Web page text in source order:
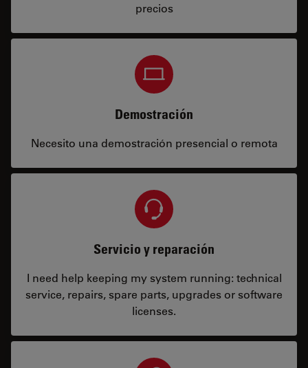
precios
Demostración
Necesito una demostración presencial o remota
Servicio y reparación
I need help keeping my system running: technical
service, repairs, spare parts, upgrades or software
licenses.